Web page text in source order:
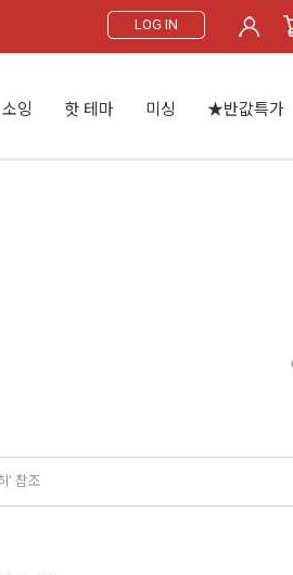
LOG IN
소잉 핫 테마 미싱 ★반값특가
' 참조